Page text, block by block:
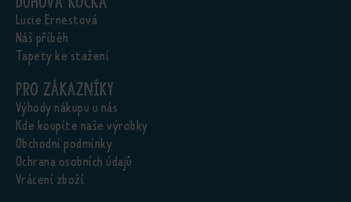
Lucie Ernestová
Náš příběh
Tapety ke stažení
Pro zákazníky
Výhody nákupu u nás
Kde koupíte naše výrobky
Obchodní podmínky
Ochrana osobních údajů
Vrácení zboží